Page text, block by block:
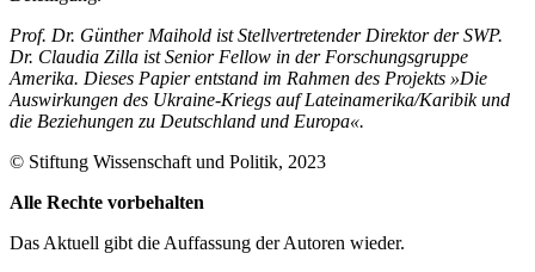
Prof. Dr. Günther Maihold ist Stellvertretender Direktor der SWP.
Dr. Claudia Zilla ist Senior Fellow in der Forschungsgruppe
Amerika. Dieses Papier entstand im Rahmen des Projekts »Die
Auswirkungen des Ukraine-Kriegs auf Lateinamerika/Karibik und
die Beziehungen zu Deutschland und Europa«.
© Stiftung Wissenschaft und Politik, 2023
Alle Rechte vorbehalten
Das Aktuell gibt die Auf­fassung der Autoren wieder.